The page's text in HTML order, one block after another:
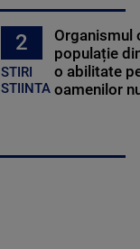
2
STIRI
STIINTA
Organismul
populație
o abilitate
oamenilor